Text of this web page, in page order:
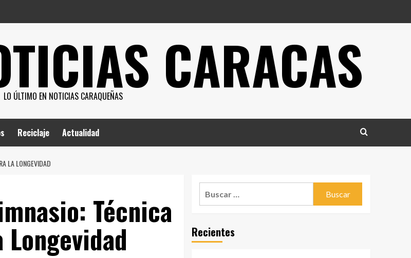
CARACAS
LO ÚLTIMO EN NOTICIAS CARAQUEÑAS
Reciclaje Actualidad
LA LONGEVIDAD
Técnica
Recientes